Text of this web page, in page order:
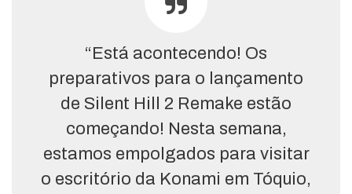
“Está acontecendo! Os
preparativos para o lançamento
de Silent Hill 2 Remake estão
começando! Nesta semana,
estamos empolgados para visitar
o escritório da Konami em Tóquio,